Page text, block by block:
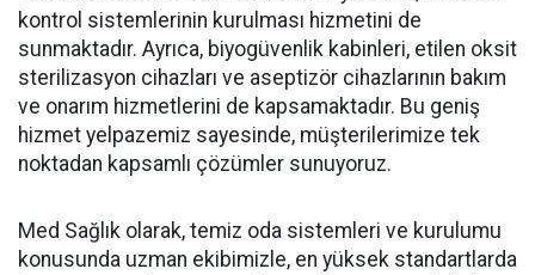
kontrol sistemlerinin kurulması hizmetini de
sunmaktadır. Ayrıca, biyogüvenlik kabinleri, etilen oksit
sterilizasyon cihazları ve aseptizör cihazlarının bakım
ve onarım hizmetlerini de kapsamaktadır. Bu geniş
hizmet yelpazemiz sayesinde, müşterilerimize tek
noktadan kapsamlı çözümler sunuyoruz.
Med Sağlık olarak, temiz oda sistemleri ve kurulumu
konusunda uzman ekibimizle, en yüksek standartlarda